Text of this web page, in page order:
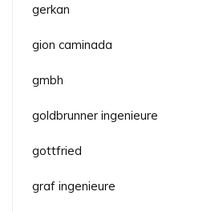
gerkan
gion caminada
gmbh
goldbrunner ingenieure
gottfried
graf ingenieure